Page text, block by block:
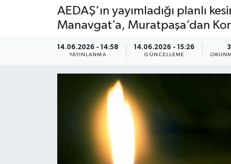
AEDAŞ’ın yayımladığı planlı
Manavgat’a, Muratpaşa’dan
14.06.2026 - 14:58
YAYINLANMA
14.06.2026 - 15:26
GÜNCELLEME
Tüm Manşetler